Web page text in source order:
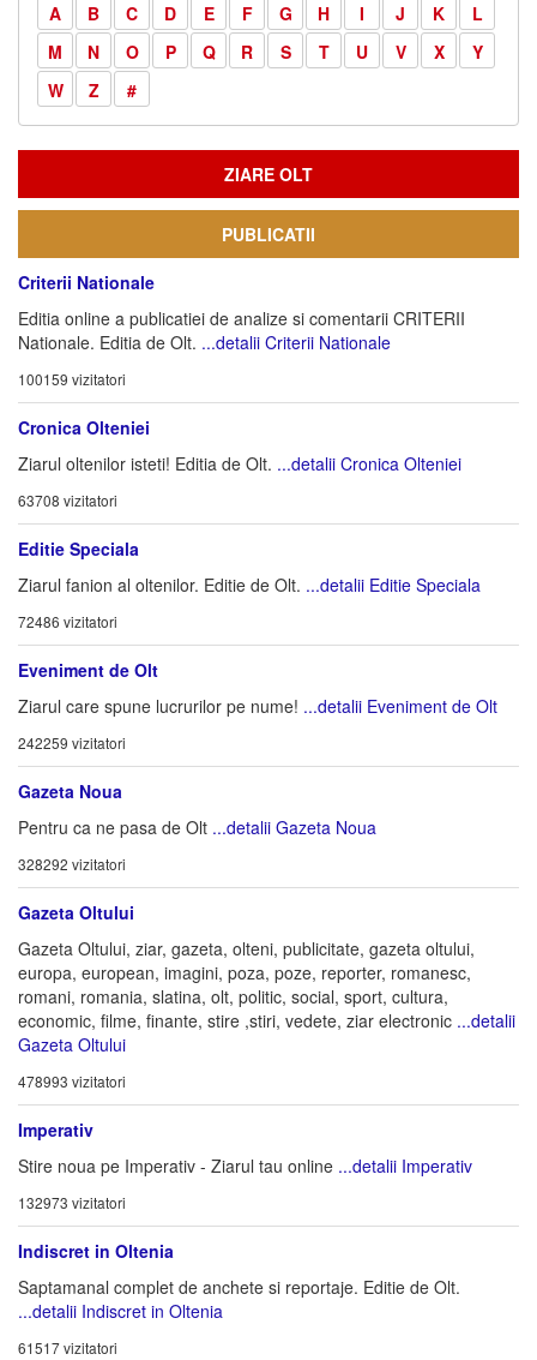
A B C D E F G H I J K
L
M
N O P Q R S T U V X
Y
W
Z #
ZIARE OLT
PUBLICATII
Criterii Nationale
Editia online a publicatiei de analize si comentarii CRITERII
Nationale. Editia de Olt. ...detalii Criterii Nationale
100159 vizitatori
Cronica Olteniei
Ziarul oltenilor isteti! Editia de Olt. ...detalii Cronica Olteniei
63708 vizitatori
Editie Speciala
Ziarul fanion al oltenilor. Editie de Olt. ...detalii Editie Speciala
72486 vizitatori
Eveniment de Olt
Ziarul care spune lucrurilor pe nume! ...detalii Eveniment de Olt
242259 vizitatori
Gazeta Noua
Pentru ca ne pasa de Olt ...detalii Gazeta Noua
328292 vizitatori
Gazeta Oltului
Gazeta Oltului, ziar, gazeta, olteni, publicitate, gazeta oltului,
europa, european, imagini, poza, poze, reporter, romanesc,
romani, romania, slatina, olt, politic, social, sport, cultura,
economic, filme, finante, stire ,stiri, vedete, ziar electronic ...detalii
Gazeta Oltului
478993 vizitatori
Imperativ
Stire noua pe Imperativ - Ziarul tau online ...detalii Imperativ
132973 vizitatori
Indiscret in Oltenia
Saptamanal complet de anchete si reportaje. Editie de Olt.
...detalii Indiscret in Oltenia
61517 vizitatori